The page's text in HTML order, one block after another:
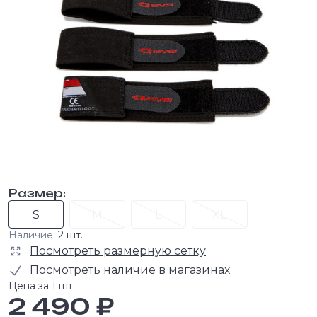
Размер:
S
Наличие: 2 шт.
Посмотреть размерную сетку
Посмотреть наличие в магазинах
Цена за 1 шт.:
2 490 ₽